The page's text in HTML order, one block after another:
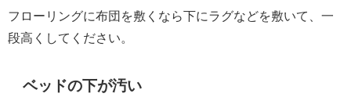
フローリングに布団を敷くなら下にラグなどを敷いて、一
段高くしてください。
ベッドの下が汚い